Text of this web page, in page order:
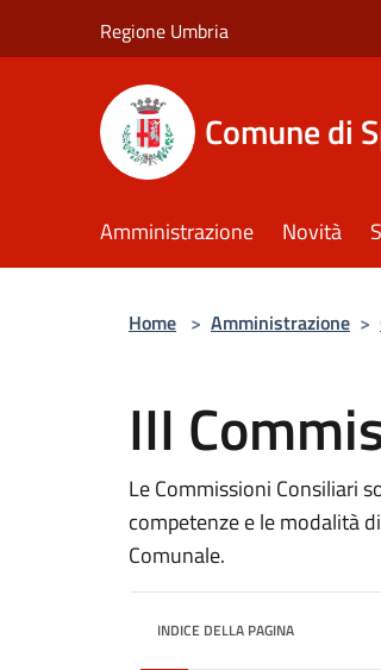
Regione Umbria
Comune di
Amministrazione Novità
Home > Amministrazione >
III
Le Commissioni Consiliari
competenze e le modalità
Comunale.
INDICE DELLA PAGINA